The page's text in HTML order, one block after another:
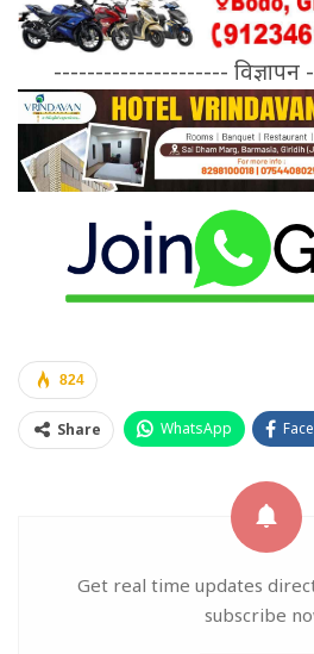
---------------------
824
Share WhatsApp
Get real time updates
subscribe